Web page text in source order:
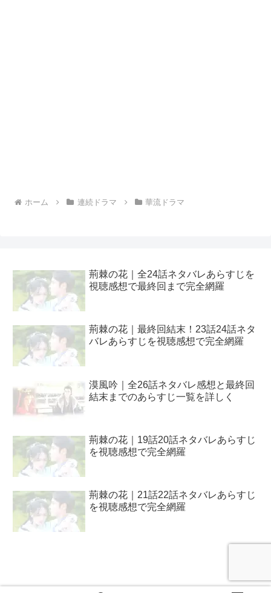
ホーム 連続ドラマ 華流ドラマ
荊棘の花｜全24話ネタバレあらすじを
視聴感想で最終回まで完全網羅
荊棘の花｜最終回結末！23話24話ネタ
バレあらすじを視聴感想で完全網羅
漠風吟｜全26話ネタバレ感想と最終回
結末までのあらすじ一覧を詳しく
荊棘の花｜19話20話ネタバレあらすじ
を視聴感想で完全網羅
荊棘の花｜21話22話ネタバレあらすじ
を視聴感想で完全網羅